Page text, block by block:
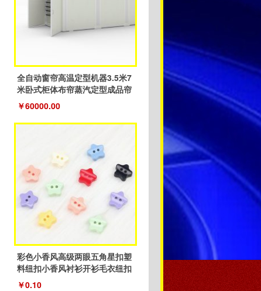
全自动窗帘高温定型机器3.5米7
米卧式柜体布帘蒸汽定型成品帘
￥60000.00
彩色小香风高级两眼五角星扣塑
料纽扣小香风衬衫开衫毛衣纽扣
厂家
￥0.10